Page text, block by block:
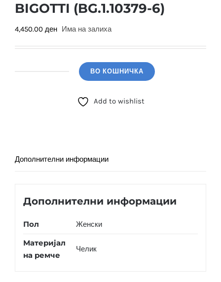
BIGOTTI (BG.1.10379-6)
4,450.00 ден Има на залиха
ВО КОШНИЧКА
Add to wishlist
Дополнителни информации
Дополнителни информации
Пол Женски
Материјал
на ремче
Челик